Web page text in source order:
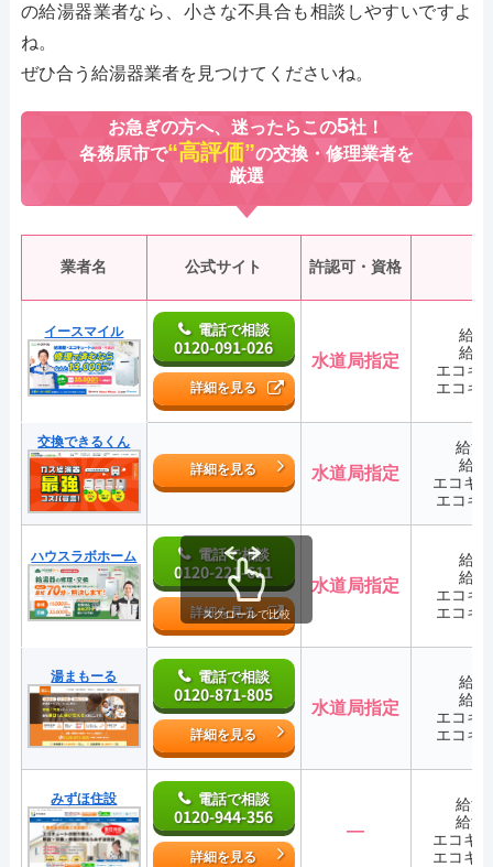
の給湯器業者なら、小さな不具合も相談しやすいですよ
ね。
ぜひ合う給湯器業者を見つけてくださいね。
お急ぎの方へ、迷ったらこの5社！
各務原市で“高評価”の交換・修理業者を
厳選
業者名 公式サイト 許認可・資格
イースマイル 電話で相談
0120-091-026
詳細を見る
水道局指定
給
給
エコキ
エコキ
交換できるくん
詳細を見る
水道局指定
給湯
給
エコキ
エコキ
ハウスラボホーム 電話で相談
0120-221-611
詳細を見る
水道局指定
給
給
エコキ
エコキ
湯まもーる 電話で相談
0120-871-805
詳細を見る
水道局指定
給
給
エコキ
エコキ
みずほ住設 電話で相談
0120-944-356
詳細を見る
―
給湯
給湯
エコキ
エコキ
スクロールで比較